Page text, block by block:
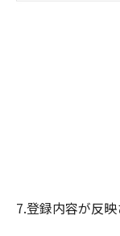
7.登録内容が反